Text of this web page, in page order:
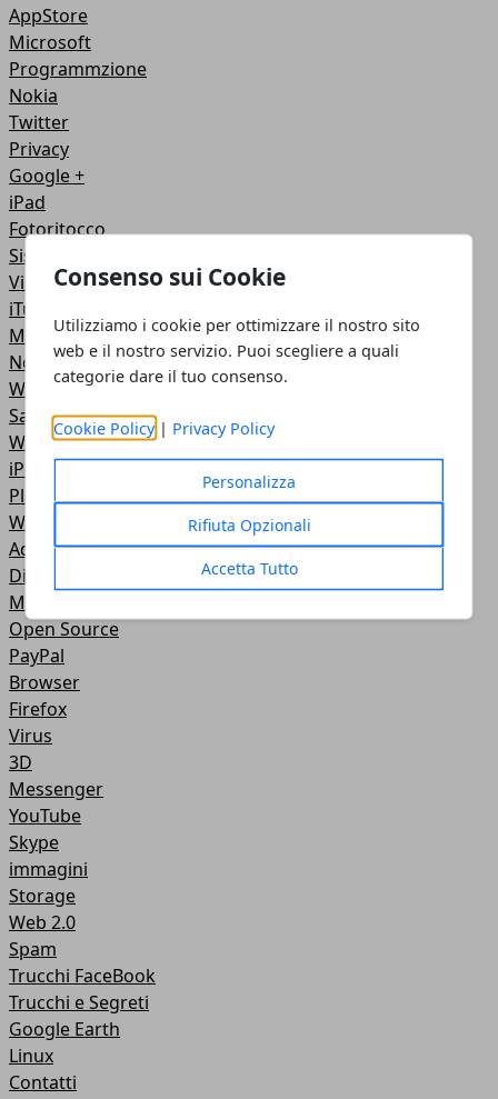
Consenso sui Cookie
Utilizziamo i cookie per ottimizzare il nostro sito
web e il nostro servizio. Puoi scegliere a quali
categorie dare il tuo consenso.
Cookie Policy | Privacy Policy
Personalizza
Rifiuta Opzionali
Accetta Tutto
AppStore
Microsoft
Programmzione
Nokia
Twitter
Privacy
Google +
iPad
Fotoritocco
Sistemi Operativi
Video Tutorial
iTunes
Motori di ricerca
NoteBook
Wireless
Samsung
Web Master
iPod
PlayStation
Wallpapers
Adobe
Dispositivi USB
Masterizzazione
Open Source
PayPal
Browser
Firefox
Virus
3D
Messenger
YouTube
Skype
immagini
Storage
Web 2.0
Spam
Trucchi FaceBook
Trucchi e Segreti
Google Earth
Linux
Contatti